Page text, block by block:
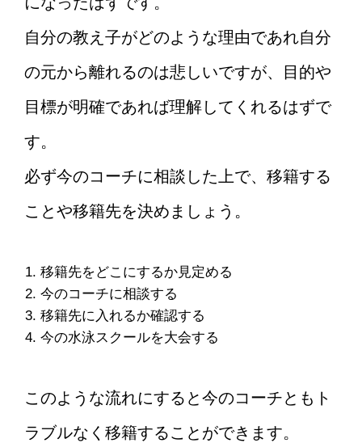
自分の教え子がどのような理由であれ自分
の元から離れるのは悲しいですが、目的や
目標が明確であれば理解してくれるはずで
す。
必ず今のコーチに相談した上で、移籍する
ことや移籍先を決めましょう。
移籍先をどこにするか見定める
今のコーチに相談する
移籍先に入れるか確認する
今の水泳スクールを大会する
このような流れにすると今のコーチともト
ラブルなく移籍することができます。